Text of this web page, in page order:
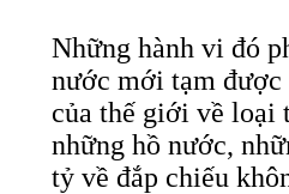
Những hành vi đó
nước mới tạm
của thế giới về loại
những hồ nước,
tỷ về đắp chiếu